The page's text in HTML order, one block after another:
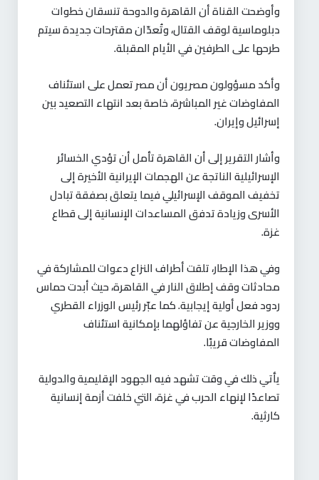
وأوضحت القناة أن القاهرة والدوحة تنسقان خطوات
دبلوماسية لوقف القتال، وتُعدّان مقترحات جديدة سيتم
طرحها على الطرفين في الأيام المقبلة.
وأكد مسؤولون مصريون أن مصر تعمل على استئناف
المفاوضات غير المباشرة، خاصة بعد انتهاء التصعيد بين
إسرائيل وإيران.
وأشار التقرير إلى أن القاهرة تأمل أن تؤدي الخسائر
الإسرائيلية الناتجة عن الهجمات الإيرانية الأخيرة إلى
تخفيف الموقف الإسرائيلي فيما يتعلق بصفقة تبادل
الأسرى وزيادة تدفق المساعدات الإنسانية إلى قطاع
غزة.
وفي هذا الإطار، تلقت أطراف النزاع دعوات للمشاركة في
محادثات وقف إطلاق النار في القاهرة، حيث أبدت حماس
ردود فعل أولية إيجابية. كما عبّر رئيس الوزراء القطري
ووزير الخارجية عن تفاؤلهما بإمكانية استئناف
المفاوضات قريبًا.
يأتي ذلك في وقت تشهد فيه الجهود الإقليمية والدولية
تصاعدًا لإنهاء الحرب في غزة، التي خلفت أزمة إنسانية
كارثية.